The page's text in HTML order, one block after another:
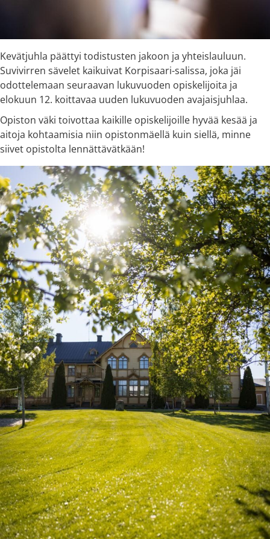
Kevätjuhla päättyi todistusten jakoon ja yhteislauluun.
Suvivirren sävelet kaikuivat Korpisaari-salissa, joka jäi
odottelemaan seuraavan lukuvuoden opiskelijoita ja
elokuun 12. koittavaa uuden lukuvuoden avajaisjuhlaa.
Opiston väki toivottaa kaikille opiskelijoille hyvää kesää ja
aitoja kohtaamisia niin opistonmäellä kuin siellä, minne
siivet opistolta lennättävätkään!